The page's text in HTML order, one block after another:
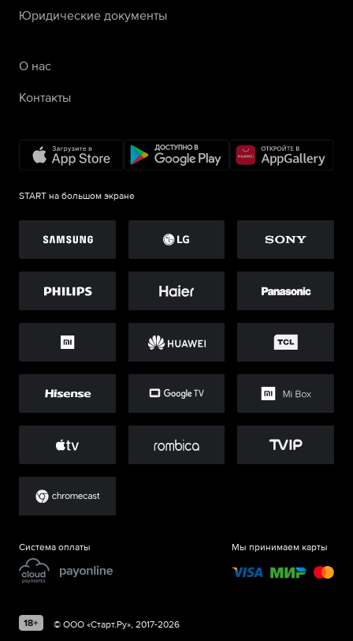
Юридические документы
О нас
Контакты
START на большом экране
Система оплаты Мы принимаем карты
© ООО «Старт.Ру», 2017-2026